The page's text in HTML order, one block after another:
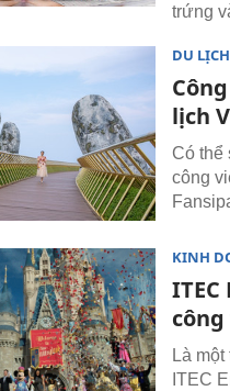
trứng
DU LỊCH
lịch
Có thể
công
KINH
Là
ITEC